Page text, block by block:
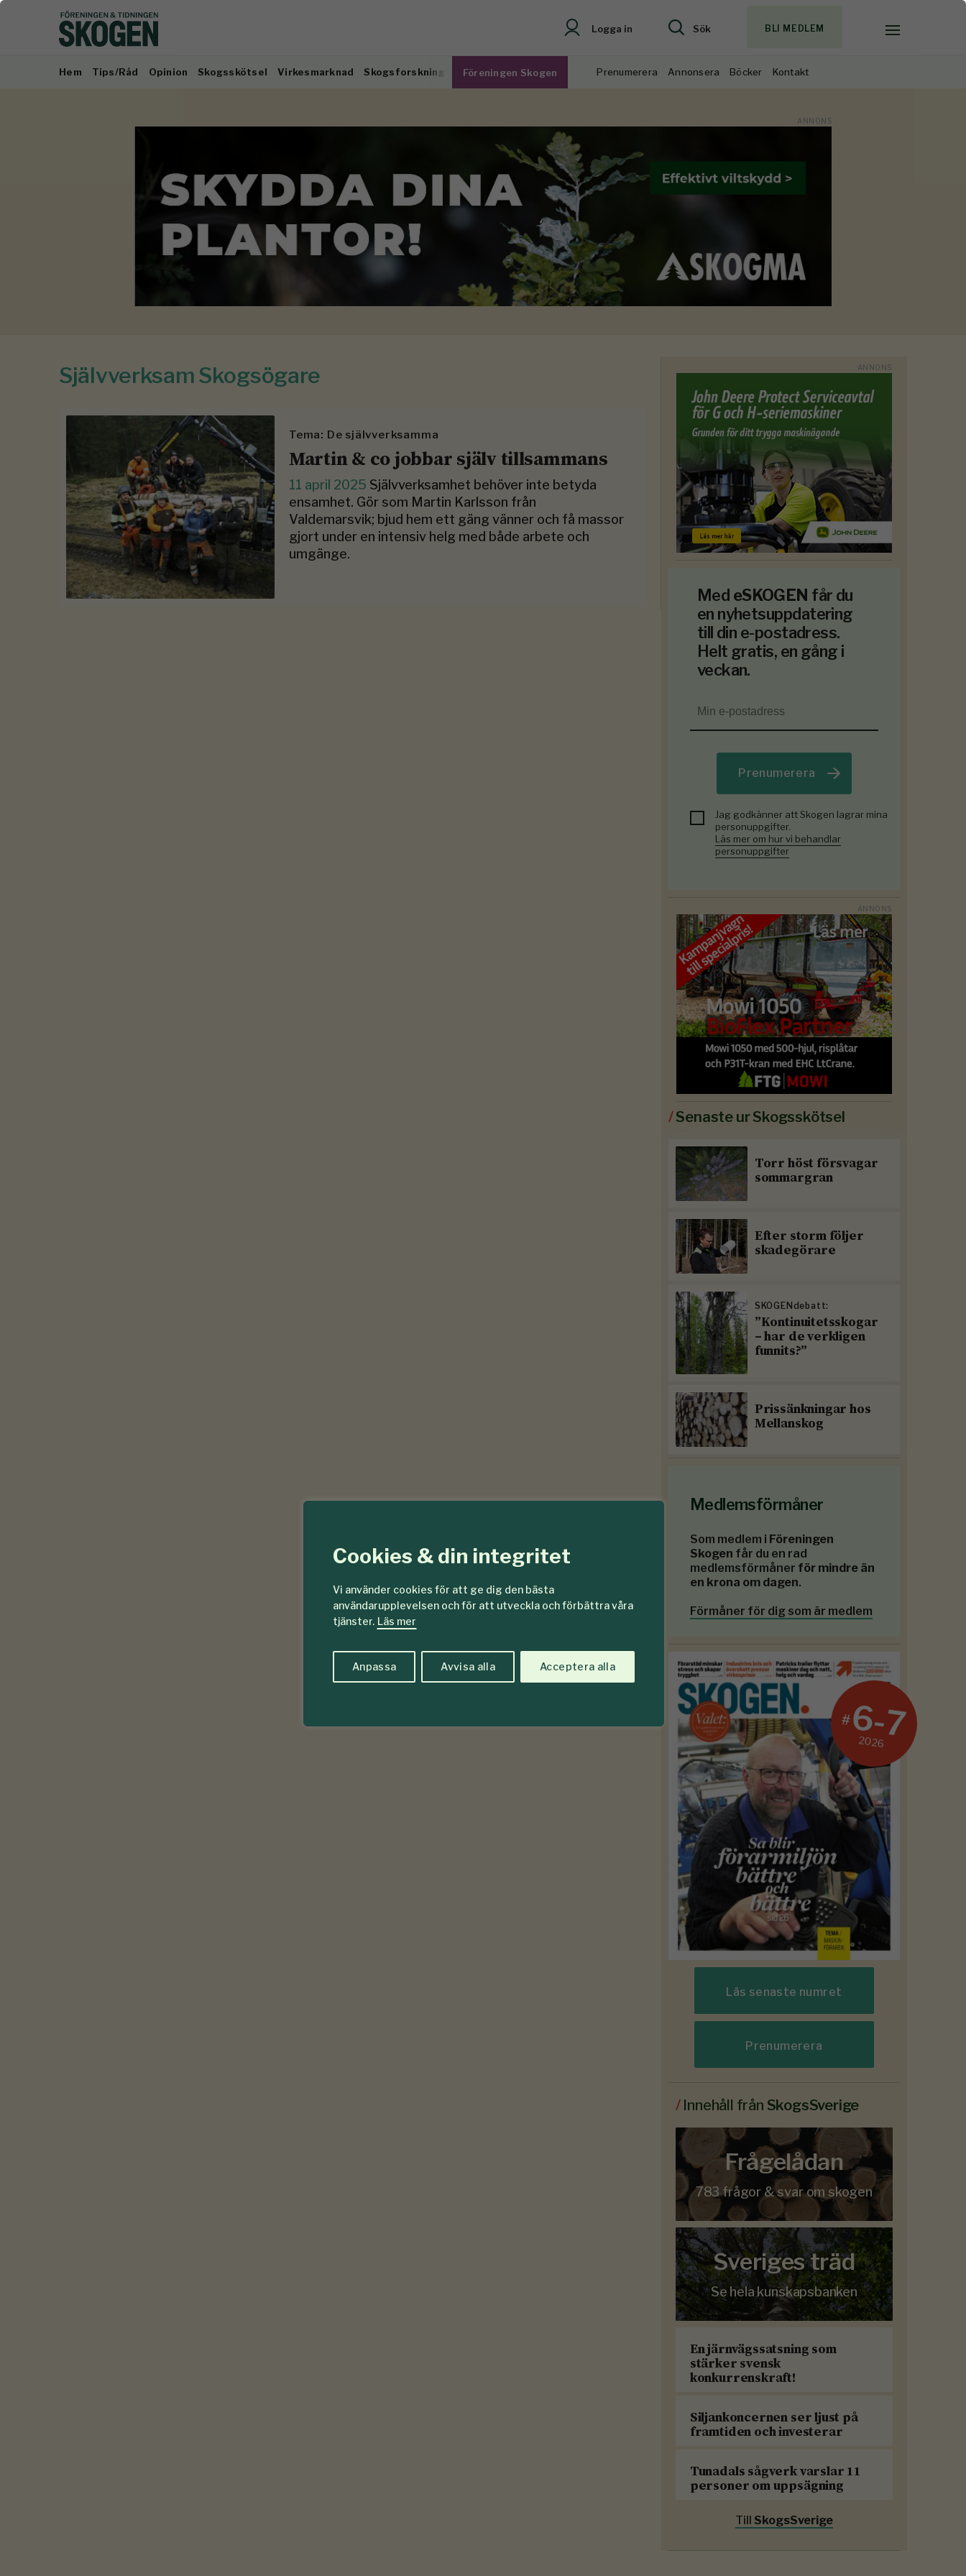
Cookies & din integritet
Vi använder cookies för att ge dig den bästa
användarupplevelsen och för att utveckla och förbättra våra
tjänster. Läs mer
Anpassa Avvisa alla Acceptera alla
Logga in Sök BLI MEDLEM
Hem Tips/Råd Opinion Skogsskötsel Virkesmarknad Skogsforskning Föreningen Skogen Prenumerera Annonsera Böcker Kontakt
Självverksam Skogsögare
Tema: De självverksamma
Martin & co jobbar själv tillsammans
11 april 2025 Självverksamhet behöver inte betyda
ensamhet. Gör som Martin Karlsson från
Valdemarsvik; bjud hem ett gäng vänner och få massor
gjort under en intensiv helg med både arbete och
umgänge.
Med eSKOGEN får du
en nyhetsuppdatering
till din e-postadress.
Helt gratis, en gång i
veckan.
Prenumerera
Jag godkänner att Skogen lagrar mina
personuppgifter.
Läs mer om hur vi behandlar
personuppgifter
/Senaste ur Skogsskötsel
Torr höst försvagar
sommargran
Efter storm följer
skadegörare
SKOGENdebatt:
”Kontinuitetsskogar
– har de verkligen
funnits?”
Prissänkningar hos
Mellanskog
Medlemsförmåner
Som medlem i Föreningen
Skogen får du en rad
medlemsförmåner för mindre än
en krona om dagen.
Förmåner för dig som är medlem
#6-7
2026
Läs senaste numret
Prenumerera
/ Innehåll från SkogsSverige
Frågelådan
783 frågor & svar om skogen
Sveriges träd
Se hela kunskapsbanken
En järnvägssatsning som
stärker svensk
konkurrenskraft!
Siljankoncernen ser ljust på
framtiden och investerar
Tunadals sågverk varslar 11
personer om uppsägning
Till SkogsSverige